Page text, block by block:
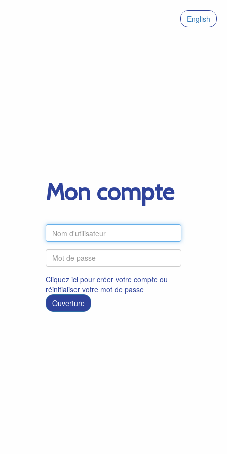
English
Mon compte
Cliquez ici pour créer votre compte ou
réinitialiser votre mot de passe